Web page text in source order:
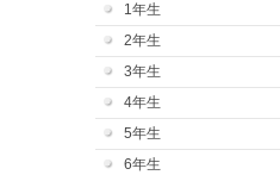
1年生
2年生
3年生
4年生
5年生
6年生